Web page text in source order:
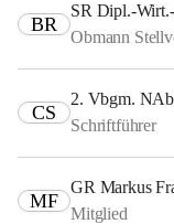
BR
SR Dipl.-
Obmann
CS
2. Vbgm.
Schriftführer
MF
GR Markus
Mitglied